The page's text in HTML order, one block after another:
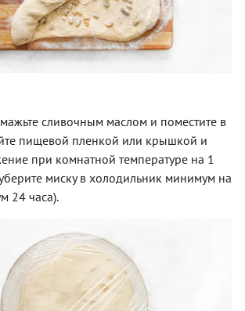
сливочным маслом и поместите в
пищевой пленкой или крышкой и
при комнатной температуре на 1
миску в холодильник минимум на
24 часа).